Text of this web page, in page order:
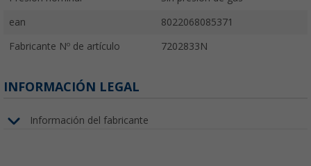
ean 8022068085371
Fabricante Nº de artículo 7202833N
INFORMACIÓN LEGAL
Información del fabricante